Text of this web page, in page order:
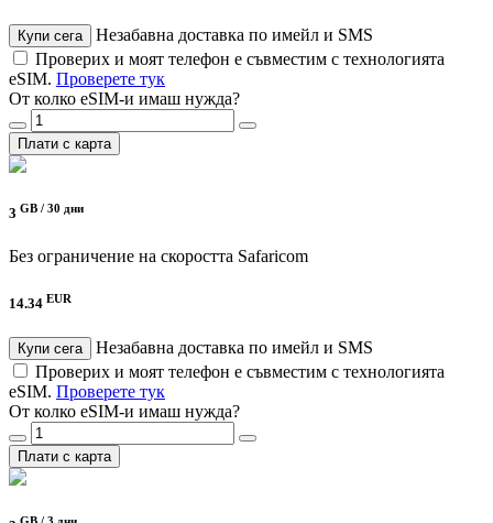
Купи сега
Незабавна доставка по имейл и SMS
Проверих и моят телефон е съвместим с технологията
eSIM. Проверете тук
От колко eSIM-и имаш нужда?
Плати с карта
3 GB / 30 дни
Без ограничение на скоростта Safaricom
14.34 EUR
Купи сега
Незабавна доставка по имейл и SMS
Проверих и моят телефон е съвместим с технологията
eSIM. Проверете тук
От колко eSIM-и имаш нужда?
Плати с карта